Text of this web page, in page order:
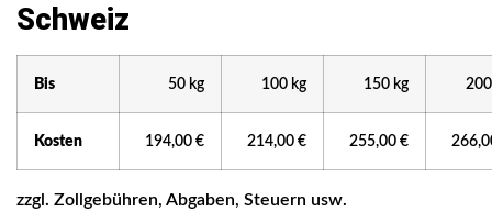
Schweiz
Bis 50 kg 100 kg 150 kg
Kosten 194,00 € 214,00 € 255,00 €
zzgl. Zollgebühren, Abgaben, Steuern usw.